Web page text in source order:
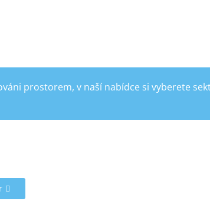
prostorem, v naší nabídce si vyberete